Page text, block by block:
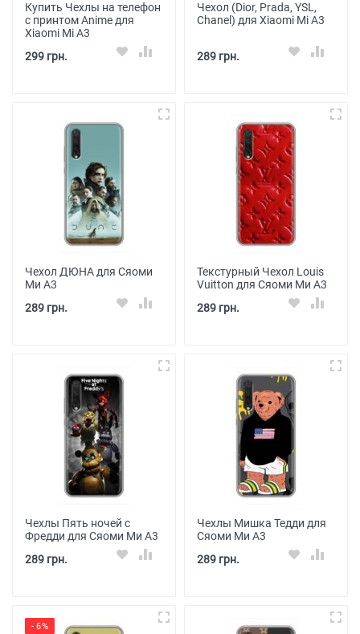
Купить Чехлы на телефон
с принтом Anime для
Xiaomi Mi A3
299 грн.
Чехол (Dior, Prada, YSL,
Chanel) для Xiaomi Mi A3
289 грн.
Чехол ДЮНА для Сяоми
Ми А3
289 грн.
Текстурный Чехол Louis
Vuitton для Сяоми Ми А3
289 грн.
Чехлы Пять ночей с
Фредди для Сяоми Ми А3
289 грн.
Чехлы Мишка Тедди для
Сяоми Ми А3
289 грн.
- 6%